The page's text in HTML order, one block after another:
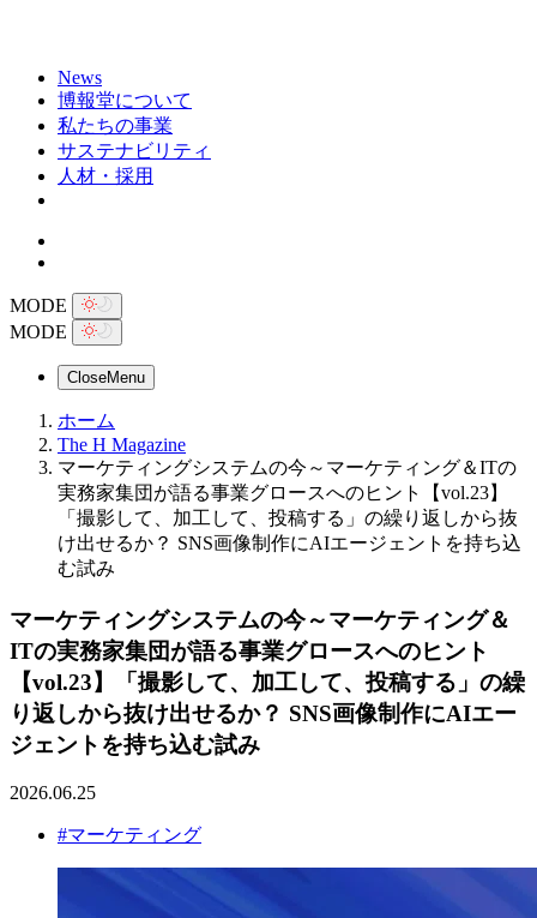
News
博報堂について
私たちの事業
サステナビリティ
人材・採用
MODE
MODE
CloseMenu
ホーム
The H Magazine
マーケティングシステムの今～マーケティング＆ITの
実務家集団が語る事業グロースへのヒント【vol.23】
「撮影して、加工して、投稿する」の繰り返しから抜
け出せるか？ SNS画像制作にAIエージェントを持ち込
む試み
マーケティングシステムの今～マーケティング＆
ITの実務家集団が語る事業グロースへのヒント
【vol.23】「撮影して、加工して、投稿する」の繰
り返しから抜け出せるか？ SNS画像制作にAIエー
ジェントを持ち込む試み
2026.06.25
#マーケティング